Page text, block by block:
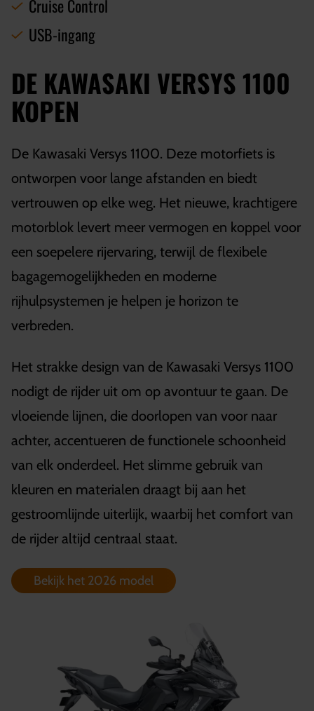
Cruise Control
USB-ingang
DE KAWASAKI VERSYS 1100
KOPEN
De Kawasaki Versys 1100. Deze motorfiets is
ontworpen voor lange afstanden en biedt
vertrouwen op elke weg. Het nieuwe, krachtigere
motorblok levert meer vermogen en koppel voor
een soepelere rijervaring, terwijl de flexibele
bagagemogelijkheden en moderne
rijhulpsystemen je helpen je horizon te
verbreden.
Het strakke design van de Kawasaki Versys 1100
nodigt de rijder uit om op avontuur te gaan. De
vloeiende lijnen, die doorlopen van voor naar
achter, accentueren de functionele schoonheid
van elk onderdeel. Het slimme gebruik van
kleuren en materialen draagt bij aan het
gestroomlijnde uiterlijk, waarbij het comfort van
de rijder altijd centraal staat.
Bekijk het 2026 model